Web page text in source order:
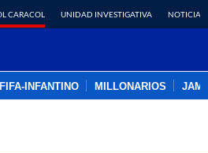
CARACOL UNIDAD INVESTIGATIVA NOTICIAS
FIFA-INFANTINO MILLONARIOS